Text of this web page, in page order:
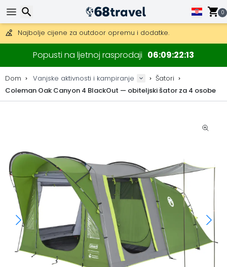
0
Besplatna dostava za narudžbe iznad 149 €.
Mogućnost slanja DHL Expressom (dostava unutar 24 sata)
30 dana za povrat, 90 dana za drvene karte i dekoracije.
Najbolje cijene za outdoor opremu i dodatke.
Popusti na ljetnoj rasprodaji 06 09 22 12
Dom Vanjske aktivnosti i kampiranje
Šatori
Coleman Oak Canyon 4 BlackOut — obiteljski šator za 4 osobe
Traži